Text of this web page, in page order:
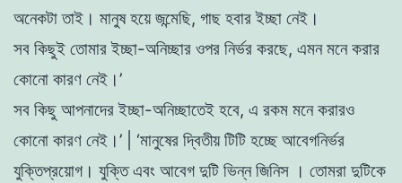
অনেকটা তাই। মানুষ হয়ে জন্মেছি, গাছ হবার ইচ্ছা নেই।
সব কিছুই তােমার ইচ্ছা-অনিচ্ছার ওপর নির্ভর করছে, এমন মনে করার
কোনাে কারণ নেই।’
সব কিছু আপনাদের ইচ্ছা-অনিচ্ছাতেই হবে, এ রকম মনে করারও
কোনাে কারণ নেই।’
‘মানুষের দ্বিতীয় টিটি হচ্ছে আবেগনির্ভর
যুক্তিপ্রয়ােগ। যুক্তি এবং আবেগ দুটি ভিন্ন জিনিস । তােমরা দুটিকে